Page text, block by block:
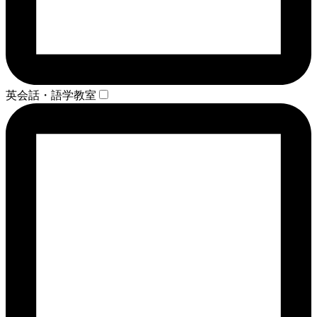
英会話・語学教室